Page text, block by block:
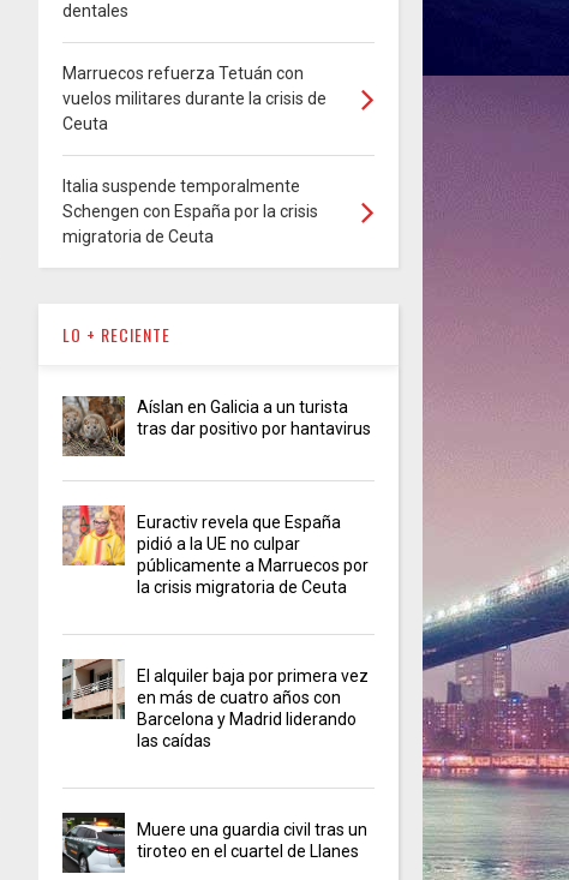
dentales
Marruecos refuerza Tetuán con
vuelos militares durante la crisis de
Ceuta
Italia suspende temporalmente
Schengen con España por la crisis
migratoria de Ceuta
LO + RECIENTE
Aíslan en Galicia a un turista
tras dar positivo por hantavirus
Euractiv revela que España
pidió a la UE no culpar
públicamente a Marruecos por
la crisis migratoria de Ceuta
El alquiler baja por primera vez
en más de cuatro años con
Barcelona y Madrid liderando
las caídas
Muere una guardia civil tras un
tiroteo en el cuartel de Llanes